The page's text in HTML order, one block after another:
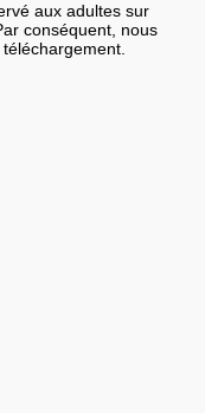
aux adultes sur
conséquent, nous